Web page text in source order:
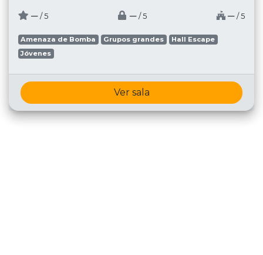
─ / 5 ─ / 5 ─ / 5
Amenaza de Bomba Grupos grandes
Hall Escape
Jóvenes
Ver sala